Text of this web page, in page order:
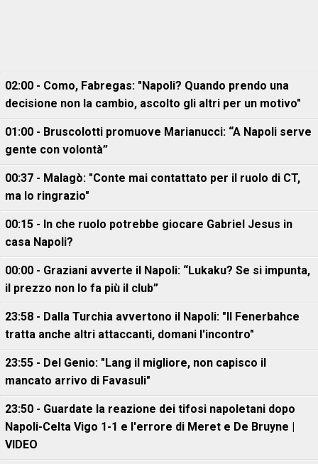
02:00 - Como, Fabregas: "Napoli? Quando prendo una
decisione non la cambio, ascolto gli altri per un motivo"
01:00 - Bruscolotti promuove Marianucci: “A Napoli serve
gente con volontà”
00:37 - Malagò: "Conte mai contattato per il ruolo di CT,
ma lo ringrazio"
00:15 - In che ruolo potrebbe giocare Gabriel Jesus in
casa Napoli?
00:00 - Graziani avverte il Napoli: “Lukaku? Se si impunta,
il prezzo non lo fa più il club”
23:58 - Dalla Turchia avvertono il Napoli: "Il Fenerbahce
tratta anche altri attaccanti, domani l'incontro"
23:55 - Del Genio: "Lang il migliore, non capisco il
mancato arrivo di Favasuli"
23:50 - Guardate la reazione dei tifosi napoletani dopo
Napoli-Celta Vigo 1-1 e l'errore di Meret e De Bruyne |
VIDEO